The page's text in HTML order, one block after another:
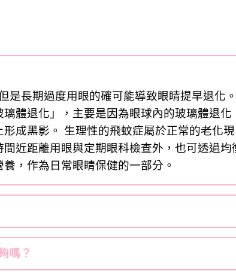
是長期過度用眼的確可能導致眼睛提早退化
體退化」，主要是因為眼球內的玻璃體退化
成黑影。 生理性的飛蚊症屬於正常的老化現
近距離用眼與定期眼科檢查外，也可透過均
，作為日常眼睛保健的一部分。
嗎？